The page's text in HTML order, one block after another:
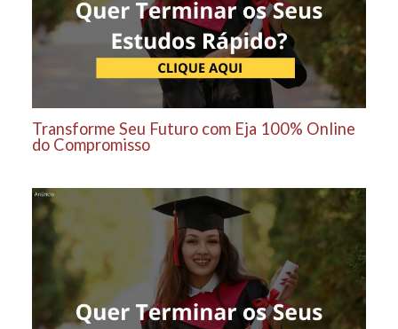
Transforme Seu Futuro com Eja 100% Online
do Compromisso